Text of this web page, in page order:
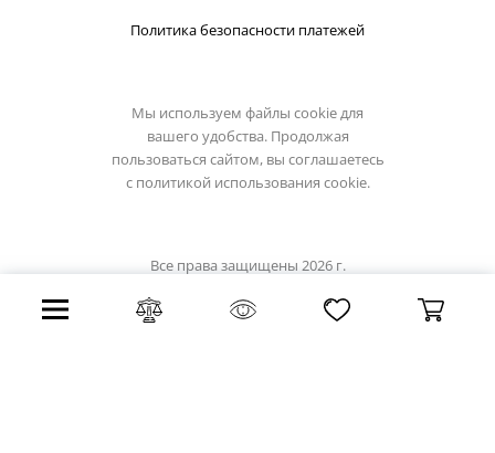
Политика безопасности платежей
Мы используем файлы cookie для
вашего удобства. Продолжая
пользоваться сайтом, вы соглашаетесь
с политикой использования cookie.
Все права защищены 2026 г.